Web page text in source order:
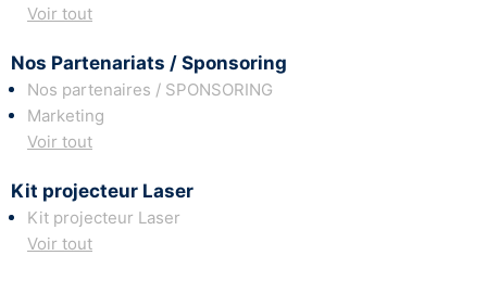
Voir tout
Nos Partenariats / Sponsoring
Nos partenaires / SPONSORING
Marketing
Voir tout
Kit projecteur Laser
Kit projecteur Laser
Voir tout